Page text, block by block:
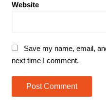
Website
Save my name, email,
next time I comment.